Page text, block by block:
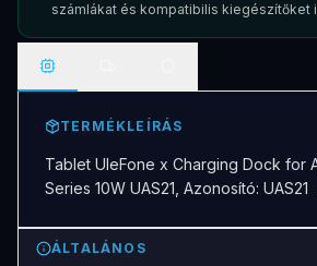
számlákat és kompatibilis kiegészítőket
TERMÉKLEÍRÁS
Tablet UleFone x Charging Dock for
Series 10W UAS21, Azonosító: UAS21
ÁLTALÁNOS